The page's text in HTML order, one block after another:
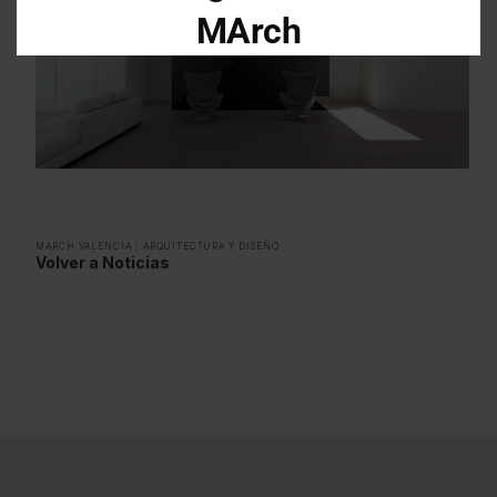
MARCH VALENCIA ARQUITECTURA Y DISEÑO
Volver a Noticias
MArch
información sobre los programas en